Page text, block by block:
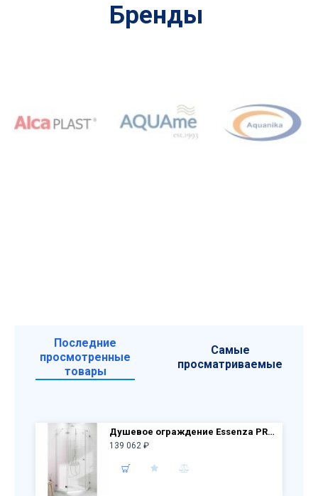
Бренды
Последние
просмотренные
товары
Самые
просматриваемые
Душевое ограждение Essenza PRO PTJ 90х90 дверь 10100000-01-01L + бок.стенки 10100200-01-01
139 062 ₽